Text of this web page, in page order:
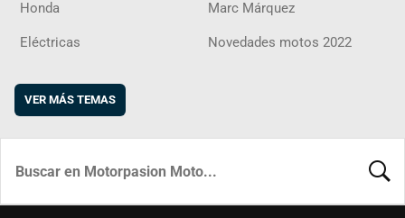
Honda Marc Márquez
Eléctricas Novedades motos 2022
VER MÁS TEMAS